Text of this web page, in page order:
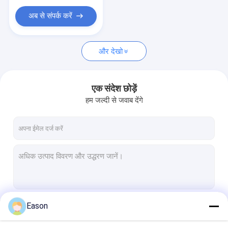
अब से संपर्क करें
और देखो
एक संदेश छोड़ें
हम जल्दी से जवाब देंगे
Eason